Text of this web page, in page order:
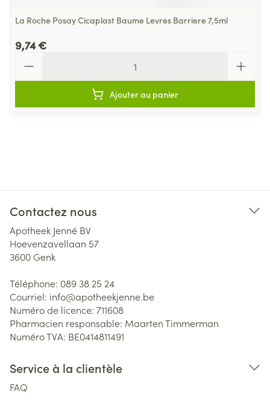
La Roche Posay Cicaplast Baume Levres Barriere 7,5ml
9,74 €
Ajouter au panier
Contactez nous
Apotheek Jenné BV
Hoevenzavellaan 57
3600 Genk
Téléphone: 089 38 25 24
Courriel: info@apotheekjenne.be
Numéro de licence: 711608
Pharmacien responsable: Maarten Timmerman
Numéro TVA: BE0414811491
Service à la clientèle
FAQ